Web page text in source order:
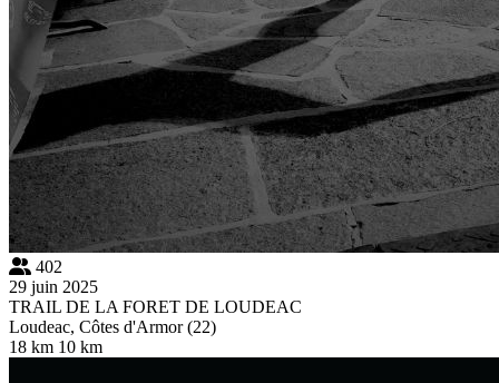
402
29 juin 2025
TRAIL DE LA FORET DE LOUDEAC
Loudeac, Côtes d'Armor (22)
18 km 10 km